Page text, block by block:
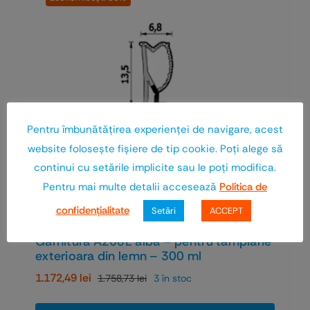
Garnitura A268E alba – pentru tamplarie
exterioara din lemn – 300 ml
1.758,73leiPrețul
inițial
1.172,49 lei
Prețul
curent
3 în stoc
Pentru îmbunătăţirea experienţei de navigare, acest
website foloseşte fişiere de tip cookie. Poţi alege să
continui cu setările implicite sau le poţi modifica.
Pentru mai multe detalii accesează Politica de
confidenţialitate
Setări ACCEPT